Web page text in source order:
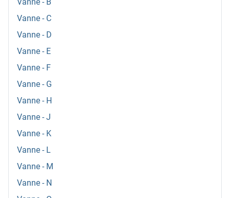
Vanne - B
Vanne - C
Vanne - D
Vanne - E
Vanne - F
Vanne - G
Vanne - H
Vanne - J
Vanne - K
Vanne - L
Vanne - M
Vanne - N